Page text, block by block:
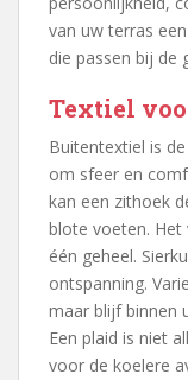
van uw terras
die passen bij de
Textiel
Buitentextiel is
om sfeer en
kan een zithoek
blote voeten.
één geheel.
ontspanning.
maar blijf binnen
Een plaid is niet
voor de koelere